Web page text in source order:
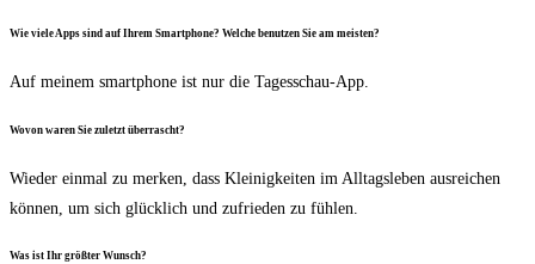
Wie vie­le Apps sind auf Ihrem Smart­phone? Wel­che benut­zen Sie am meisten?
Auf mei­nem smart­phone ist nur die Tagesschau-App.
Wovon waren Sie zuletzt überrascht?
Wie­der ein­mal zu mer­ken, dass Klei­nig­kei­ten im All­tags­le­ben aus­rei­chen
kön­nen, um sich glück­lich und zufrie­den zu fühlen.
Was ist Ihr größ­ter Wunsch?